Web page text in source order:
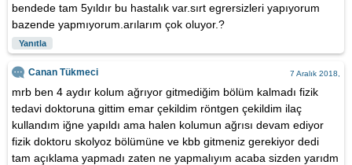
bendede tam 5yıldır bu hastalık var.sırt egrersizleri yapıyorum
bazende yapmıyorum.arılarım çok oluyor.?
Yanıtla
Canan Tükmeci 7 Aralık 2018,
mrb ben 4 aydır kolum ağrıyor gitmediğim bölüm kalmadı fizik
tedavi doktoruna gittim emar çekildim röntgen çekildim ilaç
kullandım iğne yapıldı ama halen kolumun ağrısı devam ediyor
fizik doktoru skolyoz bölümüne ve kbb gitmeniz gerekiyor dedi
tam açıklama yapmadı zaten ne yapmalıyım acaba sizden yarıdm